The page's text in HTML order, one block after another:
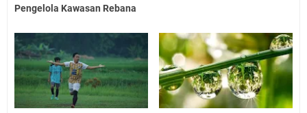
Pengelola Kawasan Rebana